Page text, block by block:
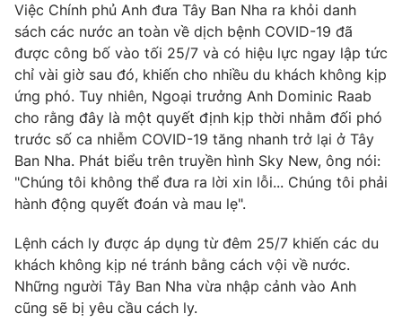
Câu chuyện quốc tế
Tài chính
Thị trường
Góc doanh nghiệp
Dữ liệu và đời sống
Truyền hình
Phim VTV
Hậu trường
Nhân vật
Giải sao mai
Giải trí
Điện ảnh
Âm nhạc
Sao
Đời sống
Làm đẹp
Chất lượng cuộc sống
Giáo dục
Tuyển sinh
Học trực tuyến
Công nghệ
Việc Chính phủ Anh đưa Tây Ban Nha ra khỏi danh
sách các nước an toàn về dịch bệnh COVID-19 đã
được công bố vào tối 25/7 và có hiệu lực ngay lập tức
chỉ vài giờ sau đó, khiến cho nhiều du khách không kịp
ứng phó. Tuy nhiên, Ngoại trưởng Anh Dominic Raab
cho rằng đây là một quyết định kịp thời nhằm đối phó
trước số ca nhiễm COVID-19 tăng nhanh trở lại ở Tây
Ban Nha. Phát biểu trên truyền hình Sky New, ông nói:
"Chúng tôi không thể đưa ra lời xin lỗi... Chúng tôi phải
hành động quyết đoán và mau lẹ".
Lệnh cách ly được áp dụng từ đêm 25/7 khiến các du
khách không kịp né tránh bằng cách vội về nước.
Những người Tây Ban Nha vừa nhập cảnh vào Anh
cũng sẽ bị yêu cầu cách ly.